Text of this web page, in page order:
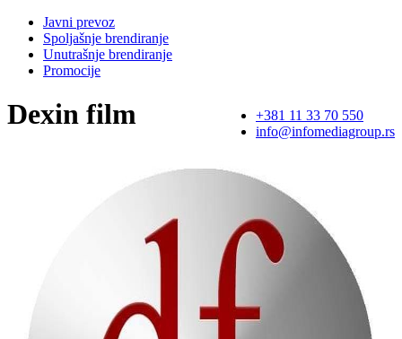
Javni prevoz
Spoljašnje brendiranje
Unutrašnje brendiranje
Promocije
+381 11 33 70 550
info@infomediagroup.rs
Dexin film